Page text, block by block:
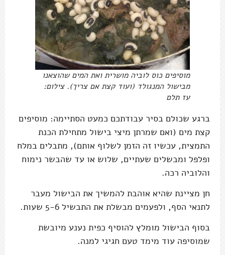
מוסיפים כוס לוביה מושרית ואת המים שהוצאנו
מבישול המנגולד (ועוד קצת אם צריך). צילום:
עז תלם
ברגע שכולם בסיר עבודתכם כמעט הסתיימה: מוסיפים
קצת מים (ואם שמרתן מיצי בישול מתחילת הכנת
התמצית, עכשיו זה הזמן לשלוף אותם), מתבלים במלח
ופלפל ומבשלים שעתיים, שלוש או עד שהבשר נימוח
והלוביה רכה.
חן מציינת שהיא אוהבת להמשיך את הבישול מעבר
לתנאי הסף, ולפעמים מבשלת את התבשיל 5-6 שעות.
בסוף הבישול מומלץ להוסיף כפית נענע מיובשת
שמוסיפה עוד מימד טעם חגיגי למנה.